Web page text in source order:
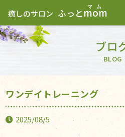
癒しのサロン ふっとmom
ブロ
BLOG
ワンデイトレーニング
2025/08/5